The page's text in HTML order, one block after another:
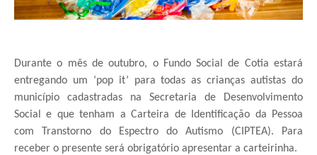
Durante o mês de outubro, o Fundo Social de Cotia estará
entregando um ‘pop it’ para todas as crianças autistas do
município cadastradas na Secretaria de Desenvolvimento
Social e que tenham a Carteira de Identificação da Pessoa
com Transtorno do Espectro do Autismo (CIPTEA). Para
receber o presente será obrigatório apresentar a carteirinha.